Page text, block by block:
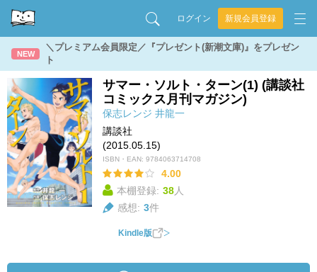
ログイン 新規会員登録
NEW
＼プレミアム会員限定／『プレゼント(新潮文庫)』をプレゼン
ト
サマー・ソルト・ターン(1) (講談社
コミックス月刊マガジン)
保志レンジ 井龍一
講談社
(2015.05.15)
ISBN・EAN: 9784063714708
4.00
本棚登録: 38人
感想: 3件
Kindle版